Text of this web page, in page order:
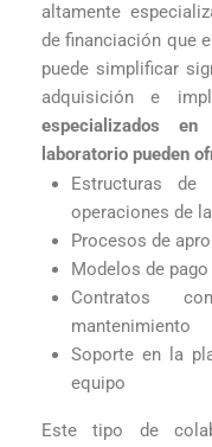
altamente
de financiación que
puede simplificar
adquisición e
especializados
laboratorio pueden
Estructuras de
operaciones de
Procesos de
Modelos de
Contratos
mantenimiento
Soporte en la
equipo
Este tipo de